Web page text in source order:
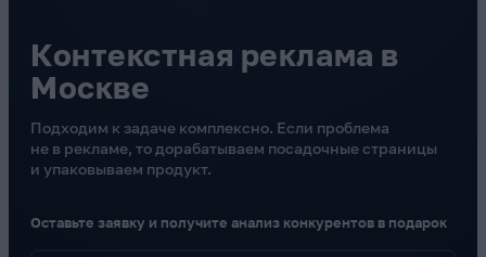
Контекстная реклама в
Москве
Подходим к задаче комплексно. Если проблема
не в рекламе, то дорабатываем посадочные страницы
и упаковываем продукт.
Оставьте заявку и получите анализ конкурентов в подарок